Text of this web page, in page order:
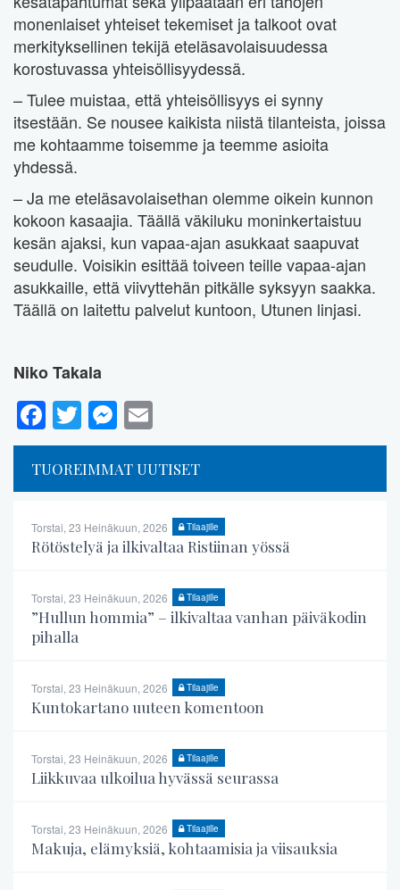
monenlaiset yhteiset tekemiset ja talkoot ovat
merkityksellinen tekijä eteläsavolaisuudessa
korostuvassa yhteisöllisyydessä.
– Tulee muistaa, että yhteisöllisyys ei synny
itsestään. Se nousee kaikista niistä tilanteista, joissa
me kohtaamme toisemme ja teemme asioita
yhdessä.
– Ja me eteläsavolaisethan olemme oikein kunnon
kokoon kasaajia. Täällä väkiluku moninkertaistuu
kesän ajaksi, kun vapaa-ajan asukkaat saapuvat
seudulle. Voisikin esittää toiveen teille vapaa-ajan
asukkaille, että viivyttehän pitkälle syksyyn saakka.
Täällä on laitettu palvelut kuntoon, Utunen linjasi.
Niko Takala
Facebook
TwitterMessenger
TUOREIMMAT UUTISET
Torstai, 23 Heinäkuun, 2026 Tilaajille
Rötöstelyä ja ilkivaltaa Ristiinan yössä
Torstai, 23 Heinäkuun, 2026 Tilaajille
”Hullun hommia” – ilkivaltaa vanhan päiväkodin
pihalla
Torstai, 23 Heinäkuun, 2026 Tilaajille
Kuntokartano uuteen komentoon
Torstai, 23 Heinäkuun, 2026 Tilaajille
Liikkuvaa ulkoilua hyvässä seurassa
Torstai, 23 Heinäkuun, 2026 Tilaajille
Makuja, elämyksiä, kohtaamisia ja viisauksia